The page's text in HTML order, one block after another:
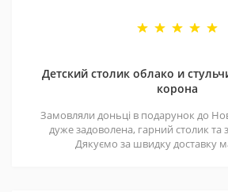
Детский столик облако и
корона
Замовляли доньці в подарунок до
дуже задоволена, гарний столик та
Дякуємо за швидку доставку